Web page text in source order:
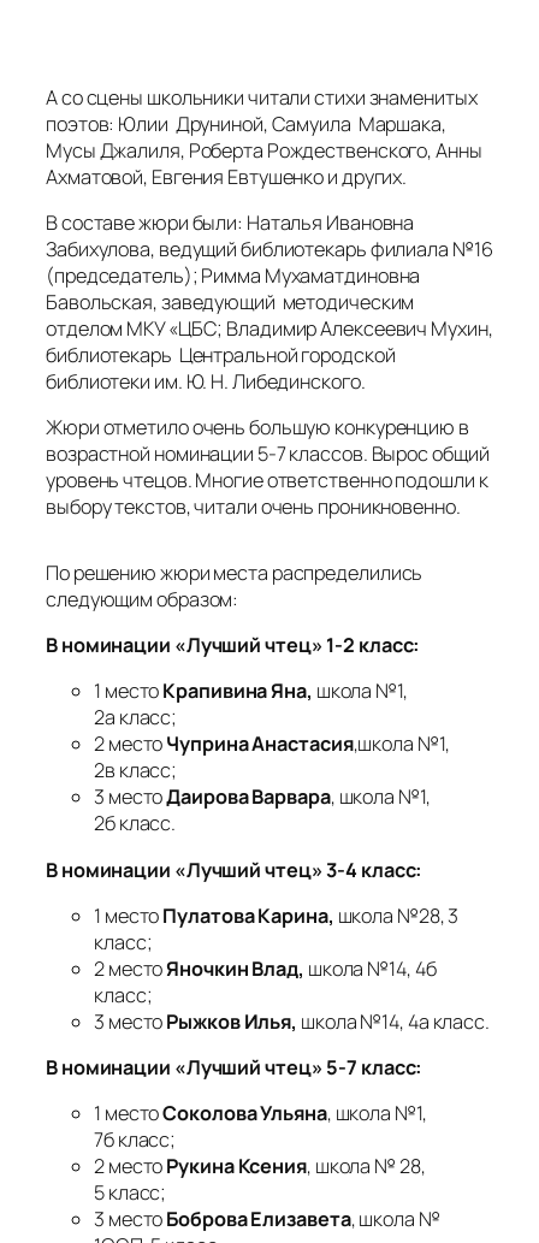
1 местоКрапивина Яна,школа №1,
2а класс;
2 местоЧуприна Анастасия,школа №1,
2в класс;
3 местоДаирова Варвара, школа №1,
2б класс.
В номинации «Лучший чтец» 3-4 класс:
1 местоПулатова Карина,школа №28, 3
класс;
2 местоЯночкин Влад,школа №14, 4б
3 местоРыжков Илья,школа №14, 4а класс.
В номинации «Лучший чтец» 5-7 класс:
2 местоРукина Ксения , школа № 28,
5 класс;
3 местоБоброва Елизавета, школа №
1ОСП, 5 класс.
В номинации «Лучший чтец» 8-11 класс:
1 местоКоляскина Ева,школа № 1,
11а класс;
2 местоНалимова Мария, школа №1,
10а класс;
Ефремова Валерия , школа №14, 9а
класс
Всего в мероприятии приняли участие 35
школьников с 1 по 11 класс.
Огромную благодарность выражаем
депутату ЗСО Челябинской области
Александру Леонидовичу Журавлеву и его по
помощнику Нелли Николаевне Киреевой за
предоставленные сладкие призы , а также —
творческому коллективу Городского дома
культуры за творческое сотрудничество.